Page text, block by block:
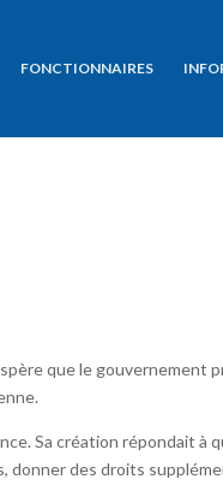
FONCTIONNAIRES
que le gouvernement
Sa création répondait à
donner des droits